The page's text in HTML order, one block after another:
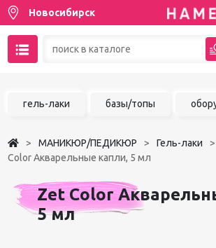
Новосибирск
Чат в MAX
Акции
Избранное
гель-лаки базы/топы
МАНИКЮР/ПЕДИКЮР Гель-лаки
Color Акварельные капли, 5 мл
Zet Color
5 мл